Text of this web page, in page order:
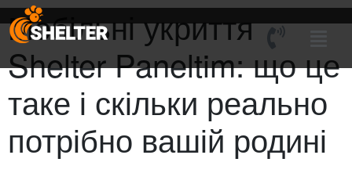
Мобільні укриття
Shelter Paneltim: що це
таке і скільки реально
потрібно вашій родині